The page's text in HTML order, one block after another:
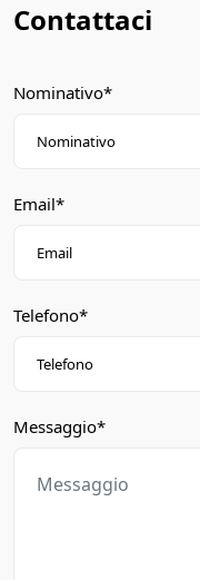
Contattaci
Nominativo*
Email*
Telefono*
Messaggio*